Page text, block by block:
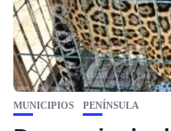
MUNICIPIOS PENÍNSULA